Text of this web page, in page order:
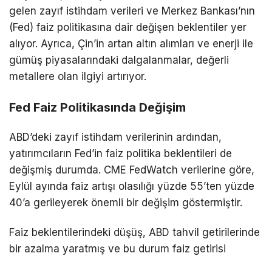
gelen zayıf istihdam verileri ve Merkez Bankası’nın
(Fed) faiz politikasına dair değişen beklentiler yer
alıyor. Ayrıca, Çin’in artan altın alımları ve enerji ile
gümüş piyasalarındaki dalgalanmalar, değerli
metallere olan ilgiyi artırıyor.
Fed Faiz Politikasında Değişim
ABD’deki zayıf istihdam verilerinin ardından,
yatırımcıların Fed’in faiz politika beklentileri de
değişmiş durumda. CME FedWatch verilerine göre,
Eylül ayında faiz artışı olasılığı yüzde 55’ten yüzde
40’a gerileyerek önemli bir değişim göstermiştir.
Faiz beklentilerindeki düşüş, ABD tahvil getirilerinde
bir azalma yaratmış ve bu durum faiz getirisi